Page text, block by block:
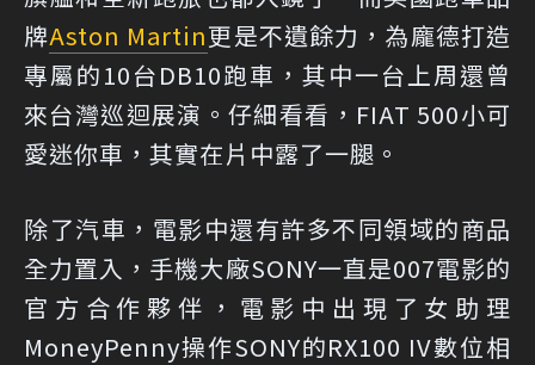
牌Aston Martin更是不遺餘力，為龐德打造
專屬的10台DB10跑車，其中一台上周還曾
來台灣巡迴展演。仔細看看，FIAT 500小可
愛迷你車，其實在片中露了一腿。
除了汽車，電影中還有許多不同領域的商品
全力置入，手機大廠SONY一直是007電影的
官方合作夥伴，電影中出現了女助理
MoneyPenny操作SONY的RX100 IV數位相